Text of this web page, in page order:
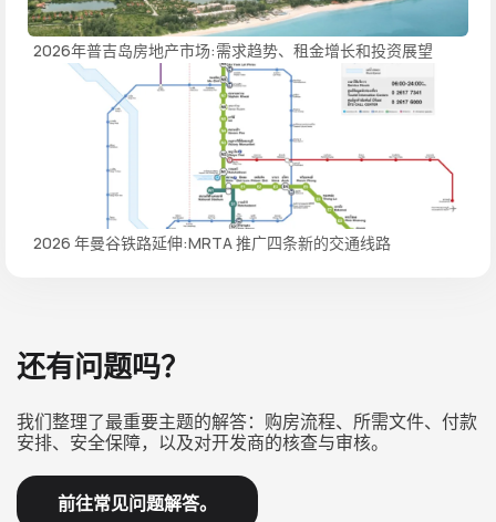
2026年普吉岛房地产市场:需求趋势、租金增长和投资展望
2026 年曼谷铁路延伸:MRTA 推广四条新的交通线路
还有问题吗？
我们整理了最重要主题的解答：购房流程、所需文件、付款
安排、安全保障，以及对开发商的核查与审核。
前往常见问题解答。